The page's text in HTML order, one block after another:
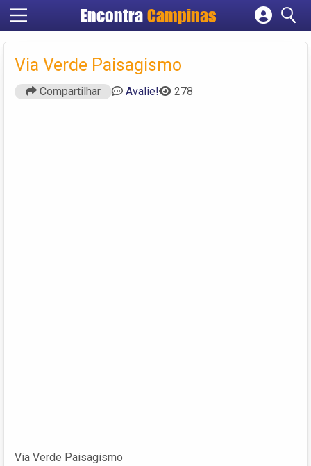
Encontra Campinas
Cadastrar empresa
Criar conta
Via Verde Paisagismo
Compartilhar Avalie! 278
Via Verde Paisagismo